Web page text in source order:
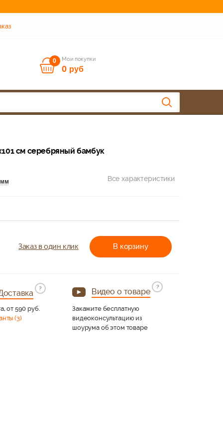
0 Мои покупки
0 руб
см серебряный бамбук
мм Все характеристики
В корзину
Заказ в один клик
?
от 590 руб.
(3)
Видео о товаре
?
Закажите бесплатную
видеоконсультацию из
шоурума об этом товаре